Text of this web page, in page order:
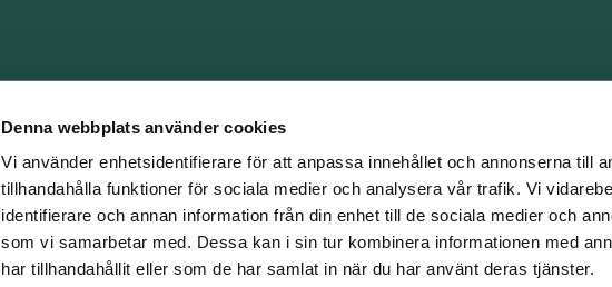
Denna webbplats använder cookies
Vi använder enhetsidentifierare för att anpassa innehållet och annonserna till
tillhandahålla funktioner för sociala medier och analysera vår trafik. Vi
identifierare och annan information från din enhet till de sociala medier och
som vi samarbetar med. Dessa kan i sin tur kombinera informationen med
har tillhandahållit eller som de har samlat in när du har använt deras tjänster.
TNG är en del i företagsgruppen Key People